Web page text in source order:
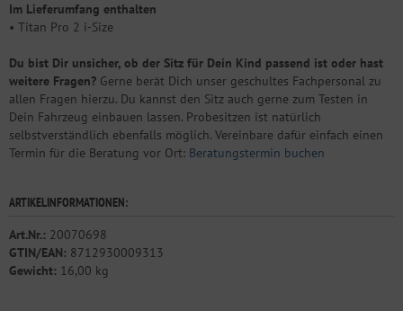
Im Lieferumfang enthalten
• Titan Pro 2 i-Size
Du bist Dir unsicher, ob der Sitz für Dein Kind passend ist oder hast
weitere Fragen? Gerne berät Dich unser geschultes Fachpersonal zu
allen Fragen hierzu. Du kannst den Sitz auch gerne zum Testen in
Dein Fahrzeug einbauen lassen. Probesitzen ist natürlich
selbstverständlich ebenfalls möglich. Vereinbare dafür einfach einen
Termin für die Beratung vor Ort: Beratungstermin buchen
ARTIKELINFORMATIONEN:
Art.Nr.: 20070698
GTIN/EAN: 8712930009313
Gewicht: 16,00 kg